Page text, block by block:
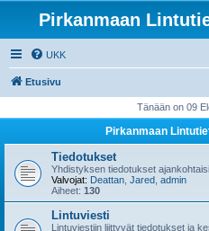
Pirkanmaan
UKK
Etusivu
Tänään on 09
Pirkanmaan
Tiedotukset
Yhdistyksen tiedotukset
Valvojat: Deattan Jared admin
Aiheet: 130
Lintuviesti
Lintuviestiin liittyvät tiedotukset ja